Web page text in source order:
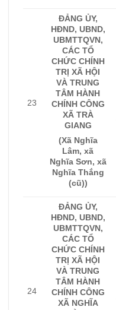
23
ĐẢNG ỦY,
HĐND, UBND,
UBMTTQVN,
CÁC TỔ
CHỨC CHÍNH
TRỊ XÃ HỘI
VÀ TRUNG
TÂM HÀNH
CHÍNH CÔNG
XÃ TRÀ
GIANG
(Xã Nghĩa
Lâm, xã
Nghĩa Sơn, xã
Nghĩa Thắng
(cũ))
24
ĐẢNG ỦY,
HĐND, UBND,
UBMTTQVN,
CÁC TỔ
CHỨC CHÍNH
TRỊ XÃ HỘI
VÀ TRUNG
TÂM HÀNH
CHÍNH CÔNG
XÃ NGHĨA